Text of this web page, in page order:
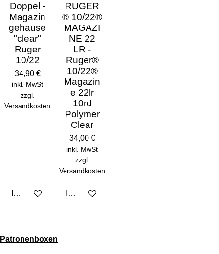
Doppel -
Magazin
gehäuse
"clear"
Ruger
10/22
34,90 €
inkl. MwSt
zzgl.
Versandkosten
In den Warenkorb
RUGER
® 10/22®
MAGAZI
NE 22
LR -
Ruger®
10/22®
Magazin
e 22lr
10rd
Polymer
Clear
34,00 €
inkl. MwSt
zzgl.
Versandkosten
In den Warenkorb
Patronenboxen